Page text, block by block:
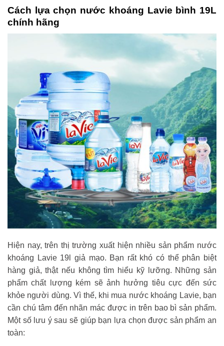
Cách lựa chọn nước khoáng Lavie bình 19L
chính hãng
Hiện nay, trên thị trường xuất hiện nhiều sản phẩm nước
khoáng Lavie 19l giả mạo. Bạn rất khó có thể phân biệt
hàng giả, thật nếu không tìm hiểu kỹ lưỡng. Những sản
phẩm chất lượng kém sẽ ảnh hưởng tiêu cực đến sức
khỏe người dùng. Vì thế, khi mua nước khoáng Lavie, bạn
cần chú tâm đến nhãn mác được in trên bao bì sản phẩm.
Một số lưu ý sau sẽ giúp bạn lựa chọn được sản phẩm an
toàn: